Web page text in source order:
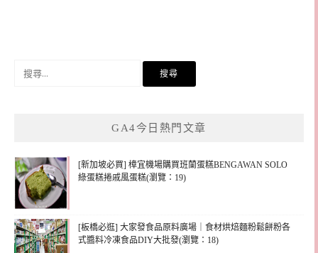
GA4今日熱門文章
[新加坡必買] 樟宜機場購買班蘭蛋糕BENGAWAN SOLO
綠蛋糕捲戚風蛋糕(瀏覽：19)
[板橋必逛] 大家發食品原料廣場｜食材烘焙麵粉鬆餅粉各
式醬料冷凍食品DIY大批發(瀏覽：18)